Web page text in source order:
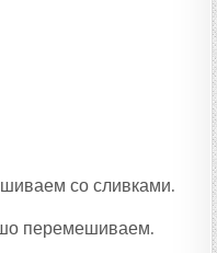
со сливками.
перемешиваем.